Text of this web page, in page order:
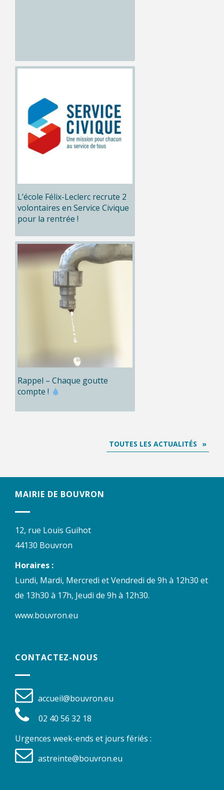
L’école Félix-Leclerc recrute 2
volontaires en Service Civique
pour la rentrée !
Rappel – Chaque goutte
compte !
TOUTES LES ACTUALITÉS
MAIRIE DE BOUVRON
12, rue Louis Guihot
44130 Bouvron
Horaires :
Lundi, Mardi, Mercredi et Vendredi de 9h à 12h30 et
de 13h30 à 17h, Jeudi de 9h à 12h30.
www.bouvron.eu
CONTACTEZ-NOUS
accueil@bouvron.eu
02 40 56 32 18
Urgences week-ends et jours fériés :
astreinte@bouvron.eu